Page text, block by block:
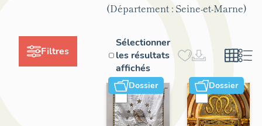
Filtres
(Département : Seine-et-Marne)
Sélectionner
les résultats
affichés
Dossier Dossier